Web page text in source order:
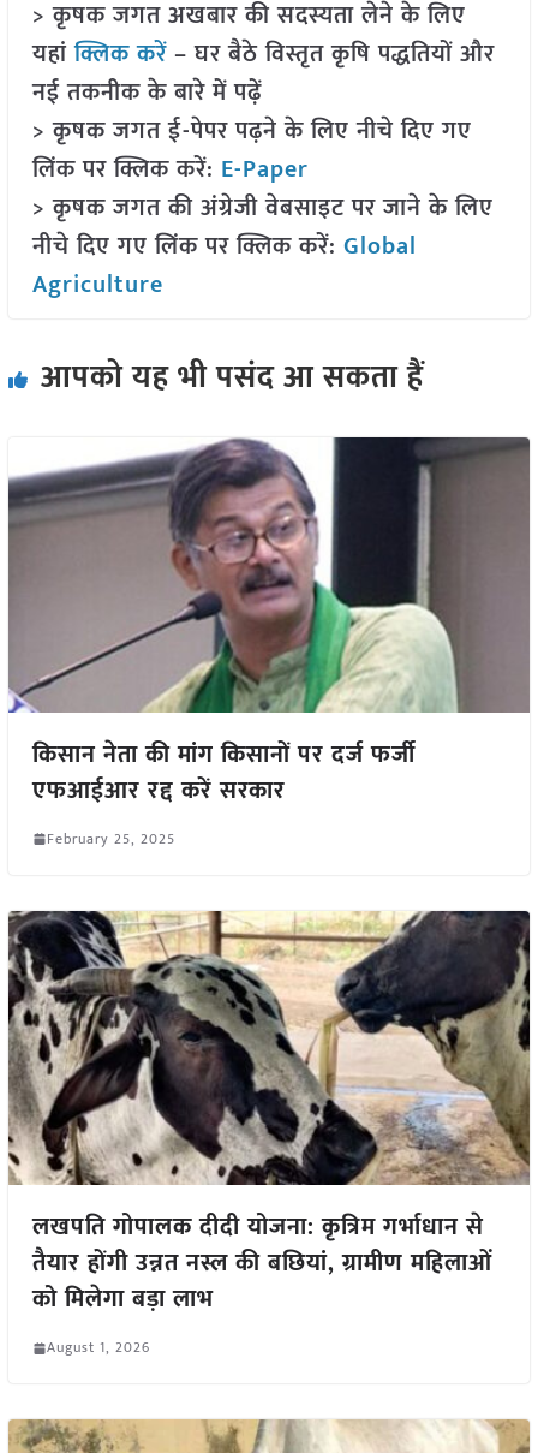
> कृषक जगत अखबार की सदस्यता लेने के लिए
यहांक्लिक करें– घर बैठे विस्तृत कृषि पद्धतियों और
नई तकनीक के बारे में पढ़ें
> कृषक जगत ई-पेपर पढ़ने के लिए नीचे दिए गए
लिंक पर क्लिक करें: E-Paper
> कृषक जगत की अंग्रेजी वेबसाइट पर जाने के लिए
नीचे दिए गए लिंक पर क्लिक करें: Global
Agriculture
आपको यह भी पसंद आ सकता हैं
किसान नेता की मांग किसानों पर दर्ज फर्जी
एफआईआर रद्द करें सरकार
February 25, 2025
लखपति गोपालक दीदी योजना: कृत्रिम गर्भाधान से
तैयार होंगी उन्नत नस्ल की बछियां, ग्रामीण महिलाओं
को मिलेगा बड़ा लाभ
August 1, 2026